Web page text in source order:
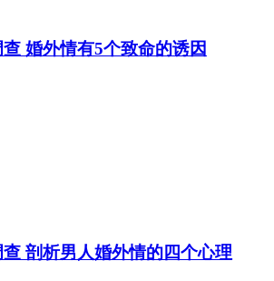
婚外情有5个致命的诱因
剖析男人婚外情的四个心理